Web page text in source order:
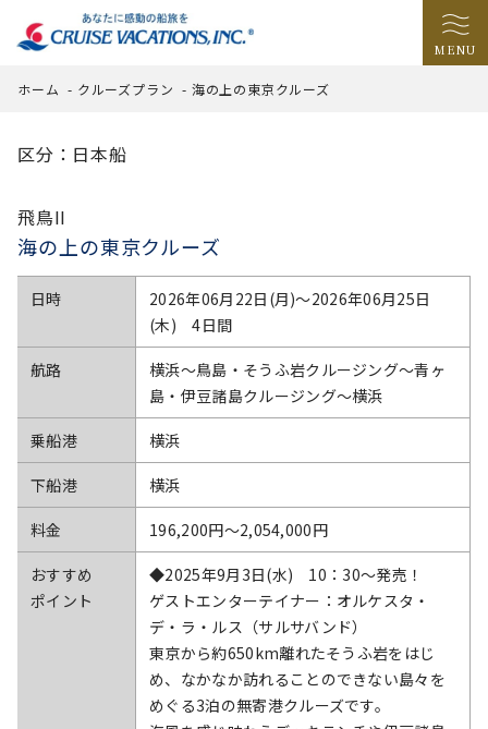
MENU
ホーム - クルーズプラン - 海の上の東京クルーズ
区分：日本船
飛鳥II
海の上の東京クルーズ
日時
2026年06月22日(月)〜2026年06月25日
(木) 4日間
航路
横浜～鳥島・そうふ岩クルージング～青ヶ
島・伊豆諸島クルージング～横浜
乗船港 横浜
下船港 横浜
料金 196,200円〜2,054,000円
おすすめ
ポイント
◆2025年9月3日(水) 10：30～発売！
ゲストエンターテイナー：オルケスタ・
デ・ラ・ルス（サルサバンド）
東京から約650km離れたそうふ岩をはじ
め、なかなか訪れることのできない島々を
めぐる3泊の無寄港クルーズです。